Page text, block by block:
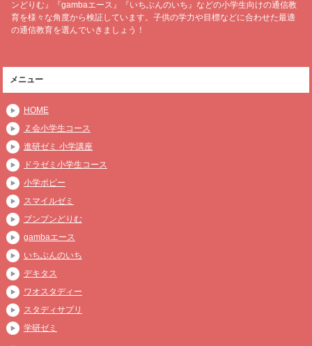
ンどりむ』『gambaエース』『いちぶんのいち』などの小学生向けの通信教
育を様々な角度から検証しています。子供の学力や目標などに合わせた最適
の通信教育を選んでいきましょう！
メニュー
HOME
Ｚ会小学生コース
進研ゼミ 小学講座
ドラゼミ小学生コース
小学ポピー
スマイルゼミ
ブンブンどりむ
gambaエース
いちぶんのいち
デキタス
ワオスタディー
スタディサプリ
学研ゼミ